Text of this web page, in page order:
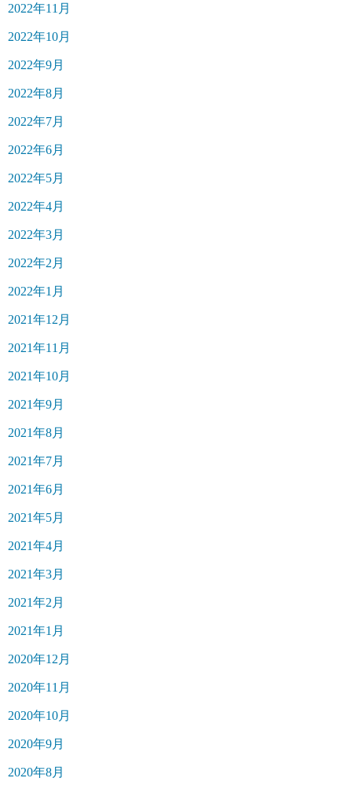
2022年11月
2022年10月
2022年9月
2022年8月
2022年7月
2022年6月
2022年5月
2022年4月
2022年3月
2022年2月
2022年1月
2021年12月
2021年11月
2021年10月
2021年9月
2021年8月
2021年7月
2021年6月
2021年5月
2021年4月
2021年3月
2021年2月
2021年1月
2020年12月
2020年11月
2020年10月
2020年9月
2020年8月